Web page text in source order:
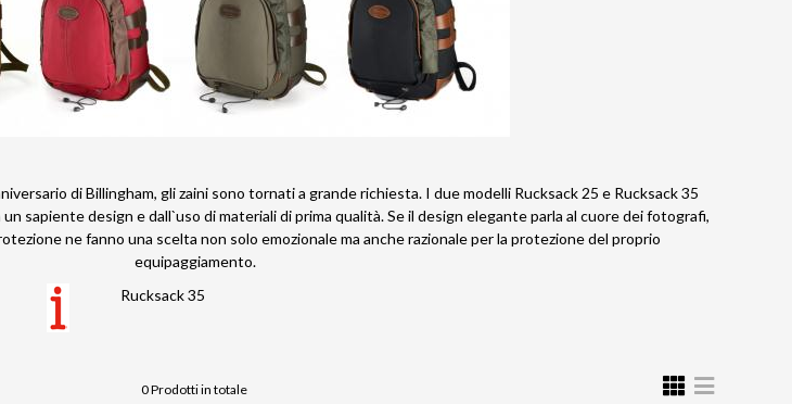
di Billingham, gli zaini sono tornati a grande richiesta. I due modelli Rucksack 25 e Rucksack 35
sapiente design e dall`uso di materiali di prima qualità. Se il design elegante parla al cuore dei fotografi,
ne fanno una scelta non solo emozionale ma anche razionale per la protezione del proprio
equipaggiamento.
Rucksack 35
0 Prodotti in totale